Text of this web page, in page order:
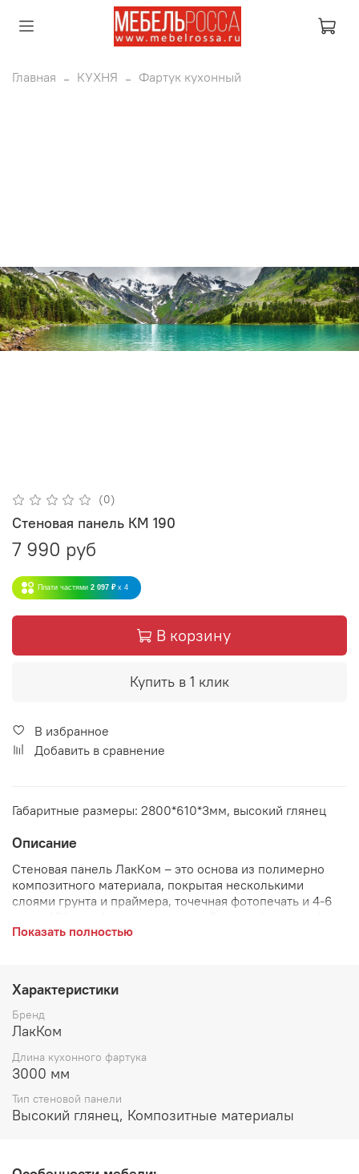
Главная КУХНЯ Фартук кухонный
(0)
Стеновая панель КМ 190
7 990 руб
Плати частями 2 097 ₽ x 4
В корзину
Купить в 1 клик
В избранное
Добавить в сравнение
Габаритные размеры: 2800*610*3мм, высокий глянец
Описание
Стеновая панель ЛакКом – это основа из полимерно
композитного материала, покрытая несколькими
слоями грунта и праймера, точечная фотопечать и 4-6
визуальный эффект 3D;
высокая устойчивость к царапинам и истиранию;
устойчивость к высоким температурам;
Показать полностью
Характеристики
Бренд
ЛакКом
Длина кухонного фартука
3000 мм
Тип стеновой панели
Высокий глянец, Композитные материалы